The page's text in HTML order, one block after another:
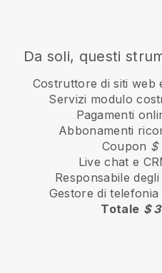
Da soli, questi
Costruttore di siti web
Servizi modulo
Pagamenti
Abbonamenti
Coupon $
Live chat e
Responsabile
Gestore di telefonia
Totale $